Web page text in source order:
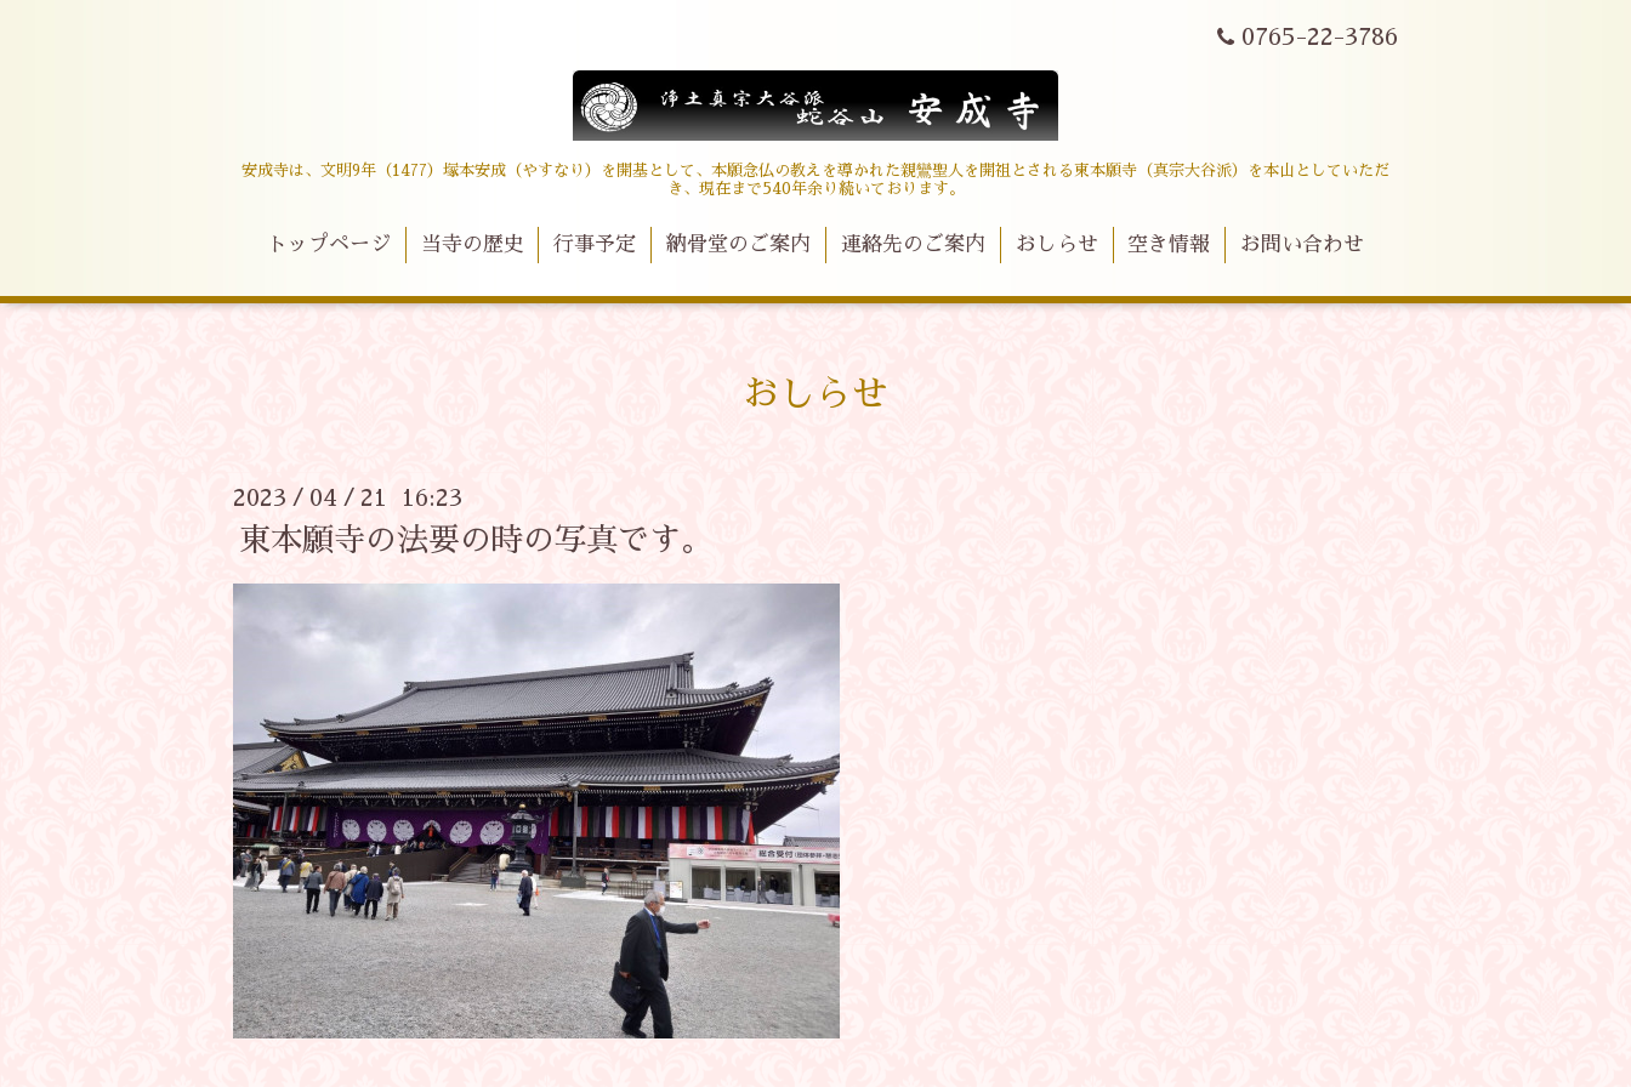
0765-22-3786
安成寺は、文明9年（1477）塚本安成（やすなり）を開基として、本願念仏の教えを導かれた親鸞聖人を開祖とされる東本願寺（真宗大谷派）を本山としていただ
き、現在まで540年余り続いております。
トップページ 当寺の歴史 行事予定 納骨堂のご案内 連絡先のご案内 おしらせ 空き情報 お問い合わせ
おしらせ
2023 / 04 / 21 16:23
東本願寺の法要の時の写真です。